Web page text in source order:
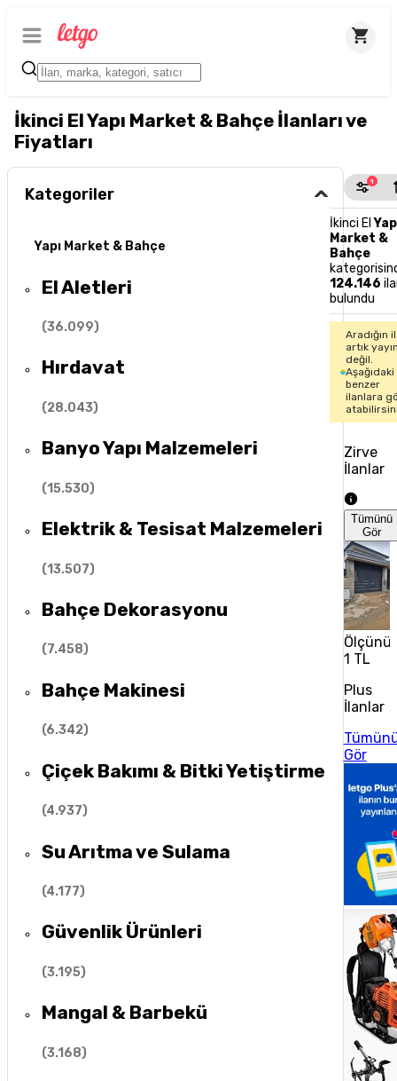
İkinci El Yapı Market & Bahçe İlanları ve
Fiyatları
Kategoriler
Yapı Market & Bahçe
El Aletleri
(36.099)
Hırdavat
(28.043)
Banyo Yapı Malzemeleri
(15.530)
Elektrik & Tesisat Malzemeleri
(13.507)
Bahçe Dekorasyonu
(7.458)
Bahçe Makinesi
(6.342)
Çiçek Bakımı & Bitki Yetiştirme
(4.937)
Su Arıtma ve Sulama
(4.177)
Güvenlik Ürünleri
(3.195)
Mangal & Barbekü
(3.168)
1
İkinci El
Market &
Bahçe
124.146
bulundu
Aradığın
artık
değil.
Aşağıdaki
benzer
ilanlara
Zirve
İlanlar
Tümünü
Gör
1 TL
Plus
İlanlar
Gör